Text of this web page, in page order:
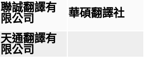
聯誠翻譯有
限公司
華碩翻譯社
天通翻譯有
限公司